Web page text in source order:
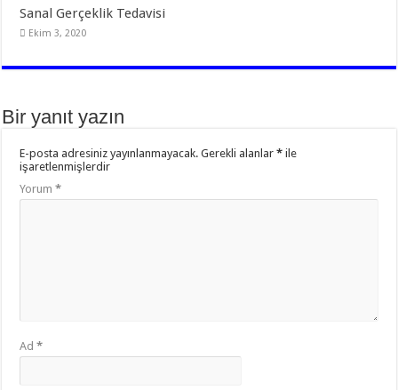
Sanal Gerçeklik Tedavisi
Ekim 3, 2020
Bir yanıt yazın
E-posta adresiniz yayınlanmayacak. Gerekli alanlar* ile
işaretlenmişlerdir
Yorum*
Ad*